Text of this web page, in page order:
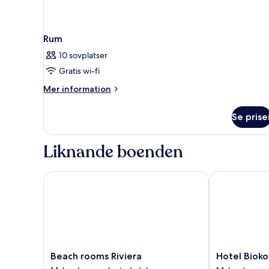
Rum
10 sovplatser
Gratis wi-fi
Mer information
Mer
Se
Liknande boenden
Beach
rooms
Beach rooms Riviera
Beach rooms Riviera
Hotel
Biokovo
Hotel
Hotel Biokovo